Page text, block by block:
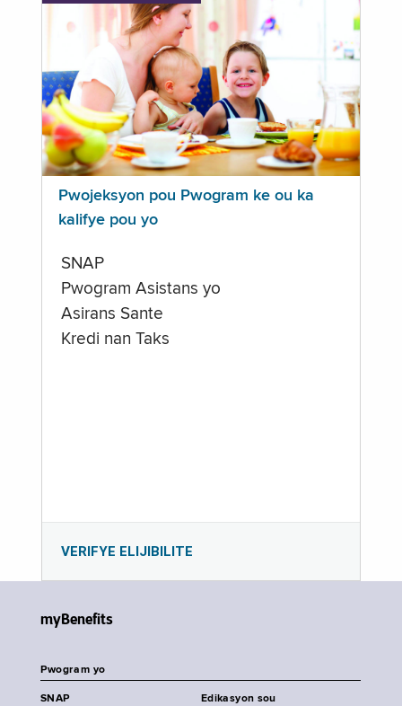
Pwojeksyon pou Pwogram ke ou ka
kalifye pou yo
SNAP
Pwogram Asistans yo
Asirans Sante
Kredi nan Taks
VERIFYE ELIJIBILITE
myBenefits
Pwogram yo
SNAP
Edikasyon sou